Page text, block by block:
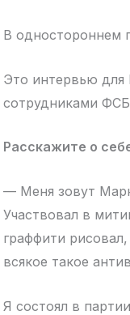
В одностороннем
Это интервью для
сотрудниками ФСБ
Расскажите о
— Меня зовут
Участвовал в
граффити
всякое такое
Я состоял в